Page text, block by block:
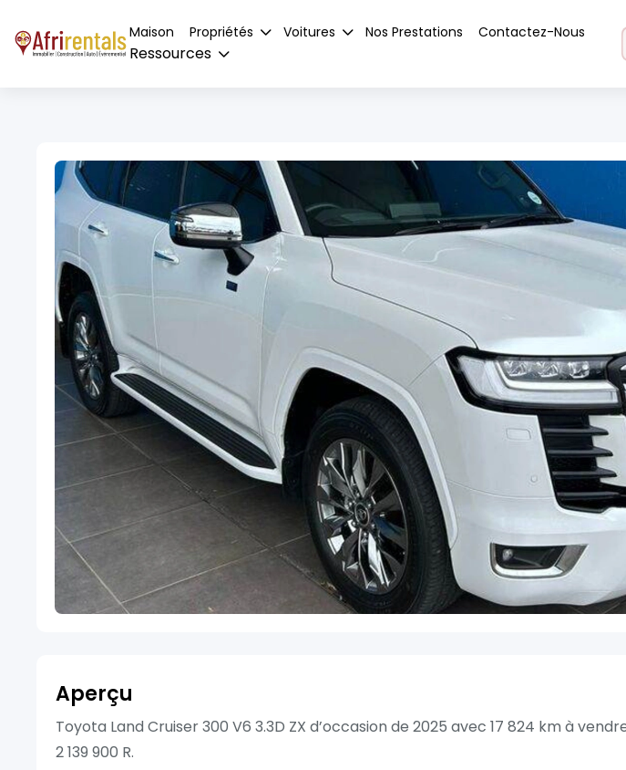
Maison Propriétés Voitures Nos Prestations Contactez-Nous
Ressources
Aperçu
Toyota Land Cruiser 300 V6 3.3D ZX d’occasion de 2025 avec 17 824 km à
2 139 900 R.